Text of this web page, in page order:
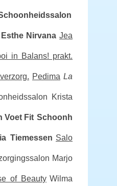
Esthe Nirvana Jea
in Balans! prakt.
Pedima La
Krista
Voet Fit Schoonh
Tiemessen Salo
Marjo
of Beauty Wilma